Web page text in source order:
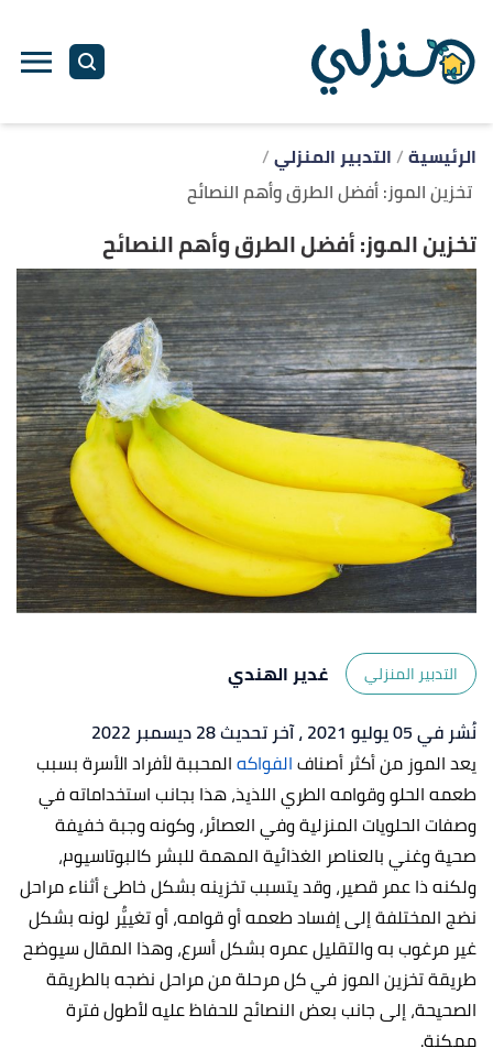
الرئيسية التدبير المنزلي
تخزين الموز: أفضل الطرق وأهم النصائح
تخزين الموز: أفضل الطرق وأهم النصائح
التدبير المنزلي
غدير الهندي
نُشر في 05 يوليو 2021
، آخر تحديث 28 ديسمبر 2022
يعد الموز من أكثر أصنافالفواكهالمحببة لأفراد الأسرة بسبب
طعمه الحلو وقوامه الطري اللذيذ، هذا بجانب استخداماته في
وصفات الحلويات المنزلية وفي العصائر، وكونه وجبة خفيفة
صحية وغني بالعناصر الغذائية المهمة للبشر كالبوتاسيوم،
ولكنه ذا عمر قصير، وقد يتسبب تخزينه بشكل خاطئ أثناء مراحل
نضج المختلفة إلى إفساد طعمه أو قوامه، أو تغييُّر لونه بشكل
غير مرغوب به والتقليل عمره بشكل أسرع، وهذا المقال سيوضح
طريقة تخزين الموز في كل مرحلة من مراحل نضجه بالطريقة
الصحيحة، إلى جانب بعض النصائح للحفاظ عليه لأطول فترة
ممكنة.